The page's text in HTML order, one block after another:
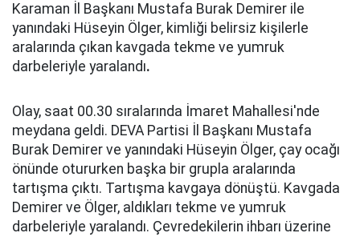
Karaman İl Başkanı Mustafa Burak Demirer ile
yanındaki Hüseyin Ölger, kimliği belirsiz kişilerle
aralarında çıkan kavgada tekme ve yumruk
darbeleriyle yaralandı.
Olay, saat 00.30 sıralarında İmaret Mahallesi'nde
meydana geldi. DEVA Partisi İl Başkanı Mustafa
Burak Demirer ve yanındaki Hüseyin Ölger, çay ocağı
önünde otururken başka bir grupla aralarında
tartışma çıktı. Tartışma kavgaya dönüştü. Kavgada
Demirer ve Ölger, aldıkları tekme ve yumruk
darbeleriyle yaralandı. Çevredekilerin ihbarı üzerine